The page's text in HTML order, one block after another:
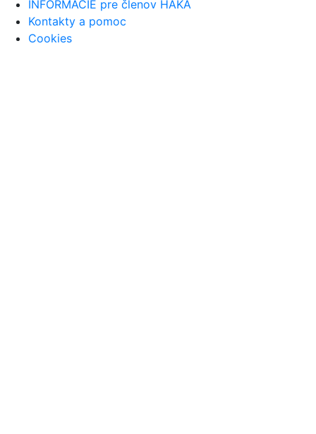
INFORMÁCIE pre členov HAKA
Kontakty a pomoc
Cookies